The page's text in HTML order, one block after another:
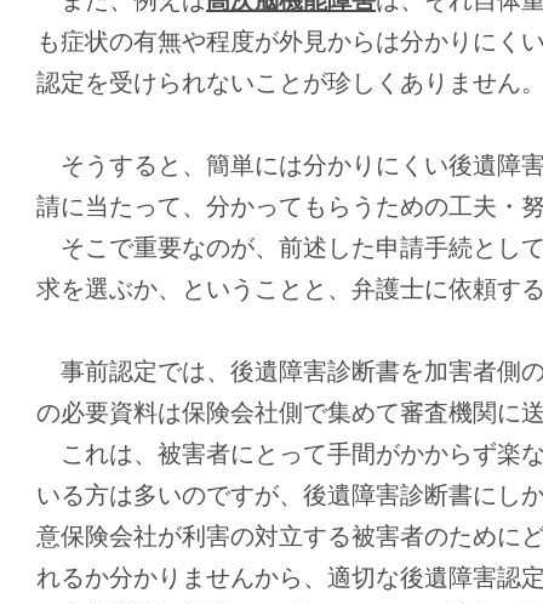
も症状の有無や程度が外見からは分かりにく
認定を受けられないことが珍しくありません
そうすると、簡単には分かりにくい後遺障
請に当たって、分かってもらうための工夫・
そこで重要なのが、前述した申請手続とし
求を選ぶか、ということと、弁護士に依頼す
事前認定では、後遺障害診断書を加害者側
の必要資料は保険会社側で集めて審査機関に
これは、被害者にとって手間がかからず楽
いる方は多いのですが、後遺障害診断書にし
意保険会社が利害の対立する被害者のために
れるか分かりませんから、適切な後遺障害認